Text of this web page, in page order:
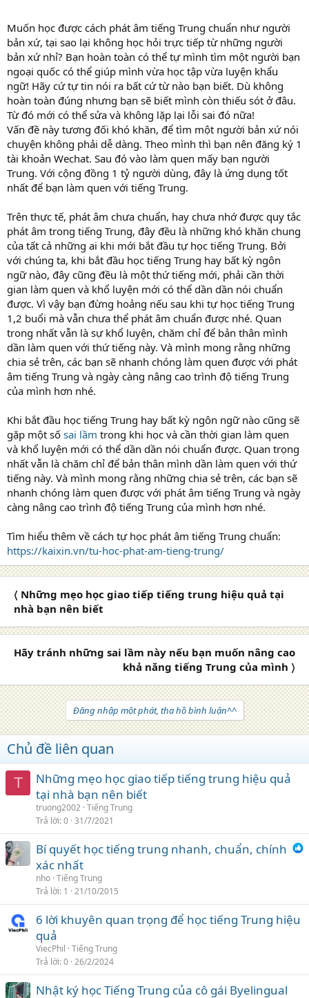
Muốn học được cách phát âm tiếng Trung chuẩn như người
bản xứ, tại sao lại không học hỏi trực tiếp từ những người
bản xứ nhỉ? Bạn hoàn toàn có thể tự mình tìm một người bạn
ngoại quốc có thể giúp mình vừa học tập vừa luyện khẩu
ngữ! Hãy cứ tự tin nói ra bất cứ từ nào bạn biết. Dù không
hoàn toàn đúng nhưng bạn sẽ biết mình còn thiếu sót ở đâu.
Từ đó mới có thể sửa và không lặp lại lỗi sai đó nữa!
Vấn đề này tương đối khó khăn, để tìm một người bản xứ nói
chuyện không phải dễ dàng. Theo mình thì bạn nên đăng ký 1
tài khoản Wechat. Sau đó vào làm quen mấy bạn người
Trung. Với cộng đồng 1 tỷ người dùng, đây là ứng dụng tốt
nhất để bạn làm quen với tiếng Trung.
Trên thực tế, phát âm chưa chuẩn, hay chưa nhớ được quy tắc
phát âm trong tiếng Trung, đây đều là những khó khăn chung
của tất cả những ai khi mới bắt đầu tự học tiếng Trung. Bởi
với chúng ta, khi bắt đầu học tiếng Trung hay bất kỳ ngôn
ngữ nào, đây cũng đều là một thứ tiếng mới, phải cần thời
gian làm quen và khổ luyện mới có thể dần dần nói chuẩn
được. Vì vậy bạn đừng hoảng nếu sau khi tự học tiếng Trung
1,2 buổi mà vẫn chưa thể phát âm chuẩn được nhé. Quan
trong nhất vẫn là sự khổ luyện, chăm chỉ để bản thân mình
dần làm quen với thứ tiếng này. Và mình mong rằng những
chia sẻ trên, các bạn sẽ nhanh chóng làm quen được với phát
âm tiếng Trung và ngày càng nâng cao trình độ tiếng Trung
của mình hơn nhé.
Khi bắt đầu học tiếng Trung hay bất kỳ ngôn ngữ nào cũng sẽ
gặp một số sai lầm trong khi học và cần thời gian làm quen
và khổ luyện mới có thể dần dần nói chuẩn được. Quan trọng
nhất vẫn là chăm chỉ để bản thân mình dần làm quen với thứ
tiếng này. Và mình mong rằng những chia sẻ trên, các bạn sẽ
nhanh chóng làm quen được với phát âm tiếng Trung và ngày
càng nâng cao trình độ tiếng Trung của mình hơn nhé.
Tìm hiểu thêm về cách tự học phát âm tiếng Trung chuẩn:
https://kaixin.vn/tu-hoc-phat-am-tieng-trung/
〈 Những mẹo học giao tiếp tiếng trung hiệu quả tại
nhà bạn nên biết
Hãy tránh những sai lầm này nếu bạn muốn nâng cao
khả năng tiếng Trung của mình 〉
Đăng nhập một phát, tha hồ bình luận^^
Chủ đề liên quan
T
Những mẹo học giao tiếp tiếng trung hiệu quả
tại nhà bạn nên biết
truong2002 Tiếng Trung
Trả lời 0 31/7/2021
Bí quyết học tiếng trung nhanh, chuẩn, chính
xác nhất
nho Tiếng Trung
Trả lời 1 21/10/2015
6 lời khuyên quan trọng để học tiếng Trung hiệu
quả
ViecPhil Tiếng Trung
Trả lời 0 26/2/2024
Nhật ký học Tiếng Trung của cô gái Byelingual